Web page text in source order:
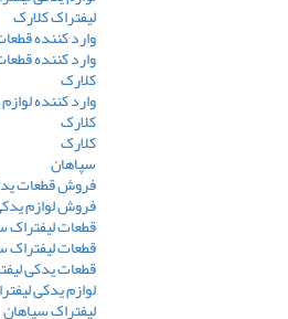
لیفتراک کلارک
وارد کننده
وارد کننده
کلارک
وارد کننده
کلارک
کلارک
سپاهان
فروش قطعات
فروش لوازم
قطعات لیفتراک
قطعات لیفتراک
قطعات یدکی
لوازم یدکی
لیفتراک سپاهان